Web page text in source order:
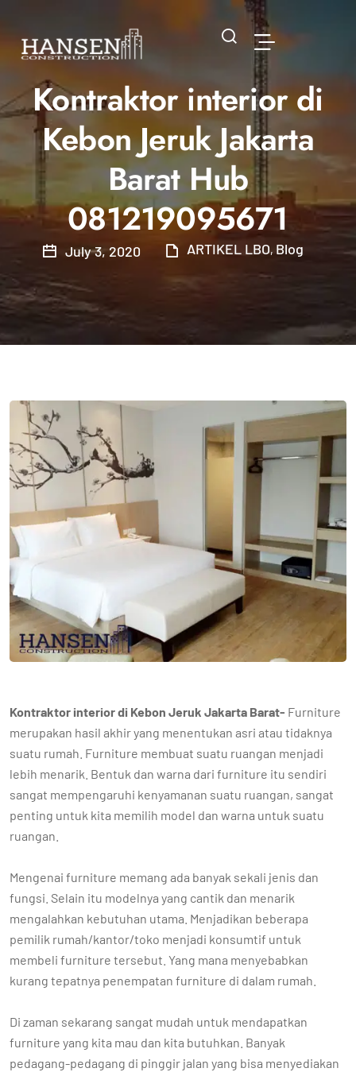
Kontraktor interior di
Kebon Jeruk Jakarta
Barat Hub
081219095671
July 3, 2020 ARTIKEL LBO, Blog
Kontraktor interior di Kebon Jeruk Jakarta Barat- Furniture
merupakan hasil akhir yang menentukan asri atau tidaknya
suatu rumah. Furniture membuat suatu ruangan menjadi
lebih menarik. Bentuk dan warna dari furniture itu sendiri
sangat mempengaruhi kenyamanan suatu ruangan, sangat
penting untuk kita memilih model dan warna untuk suatu
ruangan.
Mengenai furniture memang ada banyak sekali jenis dan
fungsi. Selain itu modelnya yang cantik dan menarik
mengalahkan kebutuhan utama. Menjadikan beberapa
pemilik rumah/kantor/toko menjadi konsumtif untuk
membeli furniture tersebut. Yang mana menyebabkan
kurang tepatnya penempatan furniture di dalam rumah.
Di zaman sekarang sangat mudah untuk mendapatkan
furniture yang kita mau dan kita butuhkan. Banyak
pedagang-pedagang di pinggir jalan yang bisa menyediakan